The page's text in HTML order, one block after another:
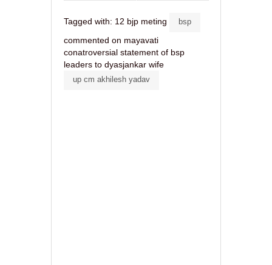
Tagged with: 12 bjp meting bsp
commented on mayavati
conatroversial statement of bsp
leaders to dyasjankar wife
up cm akhilesh yadav